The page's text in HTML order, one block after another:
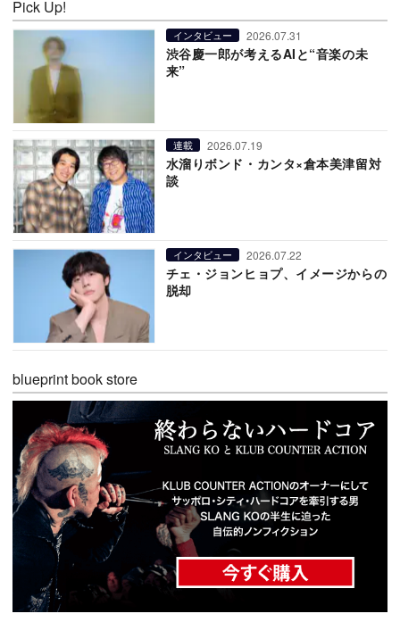
Pick Up!
インタビュー 2026.07.31
渋谷慶一郎が考えるAIと“音楽の未
来”
連載 2026.07.19
水溜りボンド・カンタ×倉本美津留対
談
インタビュー 2026.07.22
チェ・ジョンヒョプ、イメージからの
脱却
blueprint book store